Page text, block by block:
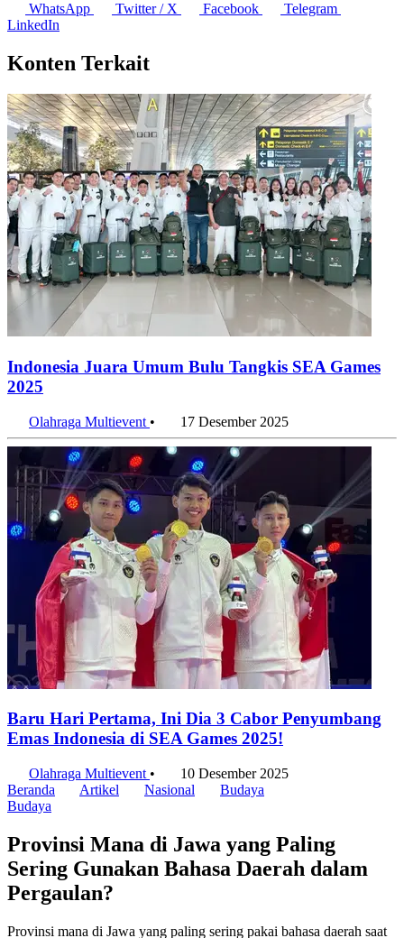
WhatsApp
Twitter / X Facebook
Telegram
LinkedIn
Konten Terkait
Indonesia Juara Umum Bulu Tangkis SEA Games
2025
Olahraga Multievent • 17 Desember 2025
Baru Hari Pertama, Ini Dia 3 Cabor Penyumbang
Emas Indonesia di SEA Games 2025!
Olahraga Multievent •
10 Desember 2025
Beranda
Artikel Nasional
Budaya
Budaya
Provinsi Mana di Jawa yang Paling
Sering Gunakan Bahasa Daerah dalam
Pergaulan?
Provinsi mana di Jawa yang paling sering pakai bahasa daerah saat